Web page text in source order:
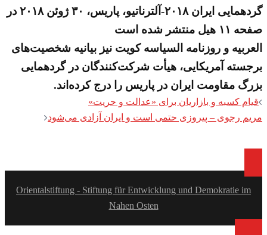
گردهمایی ایران ۲۰۱۸-آلترناتیو، پاریس، ۳۰ ژوئن ۲۰۱۸ در
صفحه ۱۱ هیل منتشر شده است
العربیه و روزنامه السیاسه کویت نیز بیانیه شخصیت‌های
برجسته آمریکایی، هیأت شرکت‌کنندگان در گردهمایی
بزرگ مقاومت ایران در پاریس را درج کرده‌اند.
Post
navigation
قیام کسبه و بازاریان برای «عدالت و حریت»
مریم رجوی – پیروزی حتمی است و ایران آزادی می‌شود
Orientalstiftung - Stiftung für Entwicklung und Demokratie im
Nahen Osten